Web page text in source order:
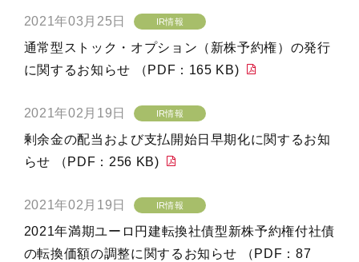
2021年03月25日 IR情報
通常型ストック・オプション（新株予約権）の発行
に関するお知らせ （PDF：165 KB)
2021年02月19日 IR情報
剰余金の配当および支払開始日早期化に関するお知
らせ （PDF：256 KB)
2021年02月19日 IR情報
2021年満期ユーロ円建転換社債型新株予約権付社債
の転換価額の調整に関するお知らせ （PDF：87